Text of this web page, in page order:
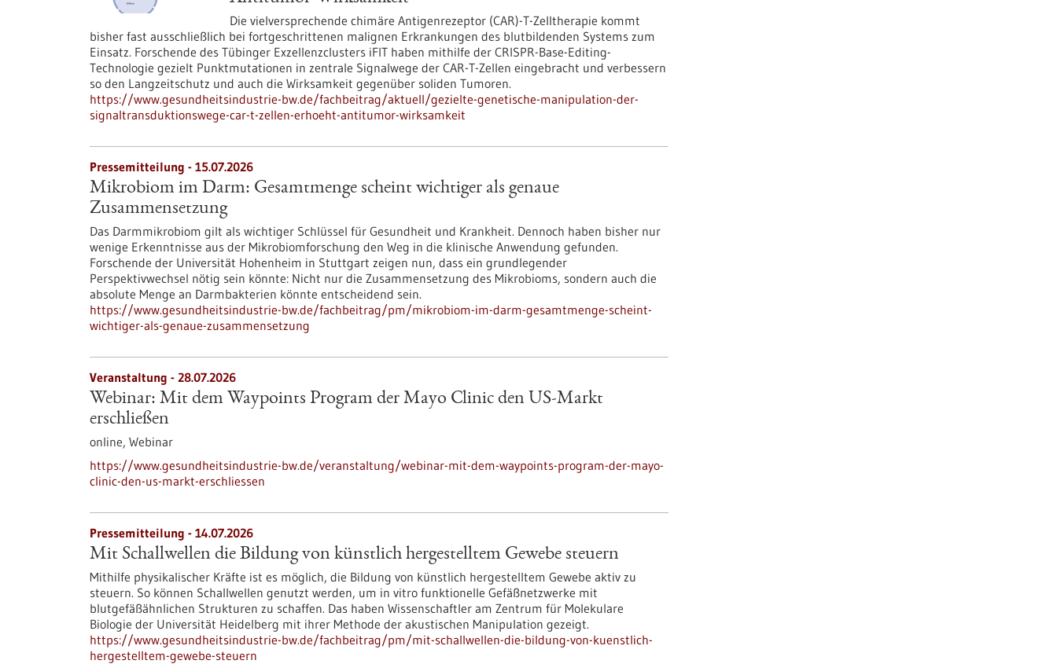
Die vielversprechende chimäre Antigenrezeptor (CAR)-T-Zelltherapie kommt
bisher fast ausschließlich bei fortgeschrittenen malignen Erkrankungen des blutbildenden Systems zum
Einsatz. Forschende des Tübinger Exzellenzclusters iFIT haben mithilfe der CRISPR-Base-Editing-
Technologie gezielt Punktmutationen in zentrale Signalwege der CAR-T-Zellen eingebracht und verbessern
so den Langzeitschutz und auch die Wirksamkeit gegenüber soliden Tumoren.
https://www.gesundheitsindustrie-bw.de/fachbeitrag/aktuell/gezielte-genetische-manipulation-der-
signaltransduktionswege-car-t-zellen-erhoeht-antitumor-wirksamkeit
Pressemitteilung - 15.07.2026
Mikrobiom im Darm: Gesamtmenge scheint wichtiger als genaue
Zusammensetzung
Das Darmmikrobiom gilt als wichtiger Schlüssel für Gesundheit und Krankheit. Dennoch haben bisher nur
wenige Erkenntnisse aus der Mikrobiomforschung den Weg in die klinische Anwendung gefunden.
Forschende der Universität Hohenheim in Stuttgart zeigen nun, dass ein grundlegender
Perspektivwechsel nötig sein könnte: Nicht nur die Zusammensetzung des Mikrobioms, sondern auch die
absolute Menge an Darmbakterien könnte entscheidend sein.
https://www.gesundheitsindustrie-bw.de/fachbeitrag/pm/mikrobiom-im-darm-gesamtmenge-scheint-
wichtiger-als-genaue-zusammensetzung
Veranstaltung - 28.07.2026
Webinar: Mit dem Waypoints Program der Mayo Clinic den US-Markt
erschließen
online, Webinar
https://www.gesundheitsindustrie-bw.de/veranstaltung/webinar-mit-dem-waypoints-program-der-mayo-
clinic-den-us-markt-erschliessen
Pressemitteilung - 14.07.2026
Mit Schallwellen die Bildung von künstlich hergestelltem Gewebe steuern
Mithilfe physikalischer Kräfte ist es möglich, die Bildung von künstlich hergestelltem Gewebe aktiv zu
steuern. So können Schallwellen genutzt werden, um in vitro funktionelle Gefäßnetzwerke mit
blutgefäßähnlichen Strukturen zu schaffen. Das haben Wissenschaftler am Zentrum für Molekulare
Biologie der Universität Heidelberg mit ihrer Methode der akustischen Manipulation gezeigt.
https://www.gesundheitsindustrie-bw.de/fachbeitrag/pm/mit-schallwellen-die-bildung-von-kuenstlich-
hergestelltem-gewebe-steuern